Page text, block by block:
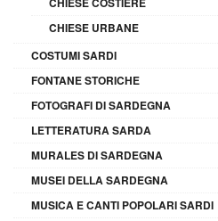
CHIESE URBANE
COSTUMI SARDI
FONTANE STORICHE
FOTOGRAFI DI SARDEGNA
LETTERATURA SARDA
MURALES DI SARDEGNA
MUSEI DELLA SARDEGNA
MUSICA E CANTI POPOLARI SARDI